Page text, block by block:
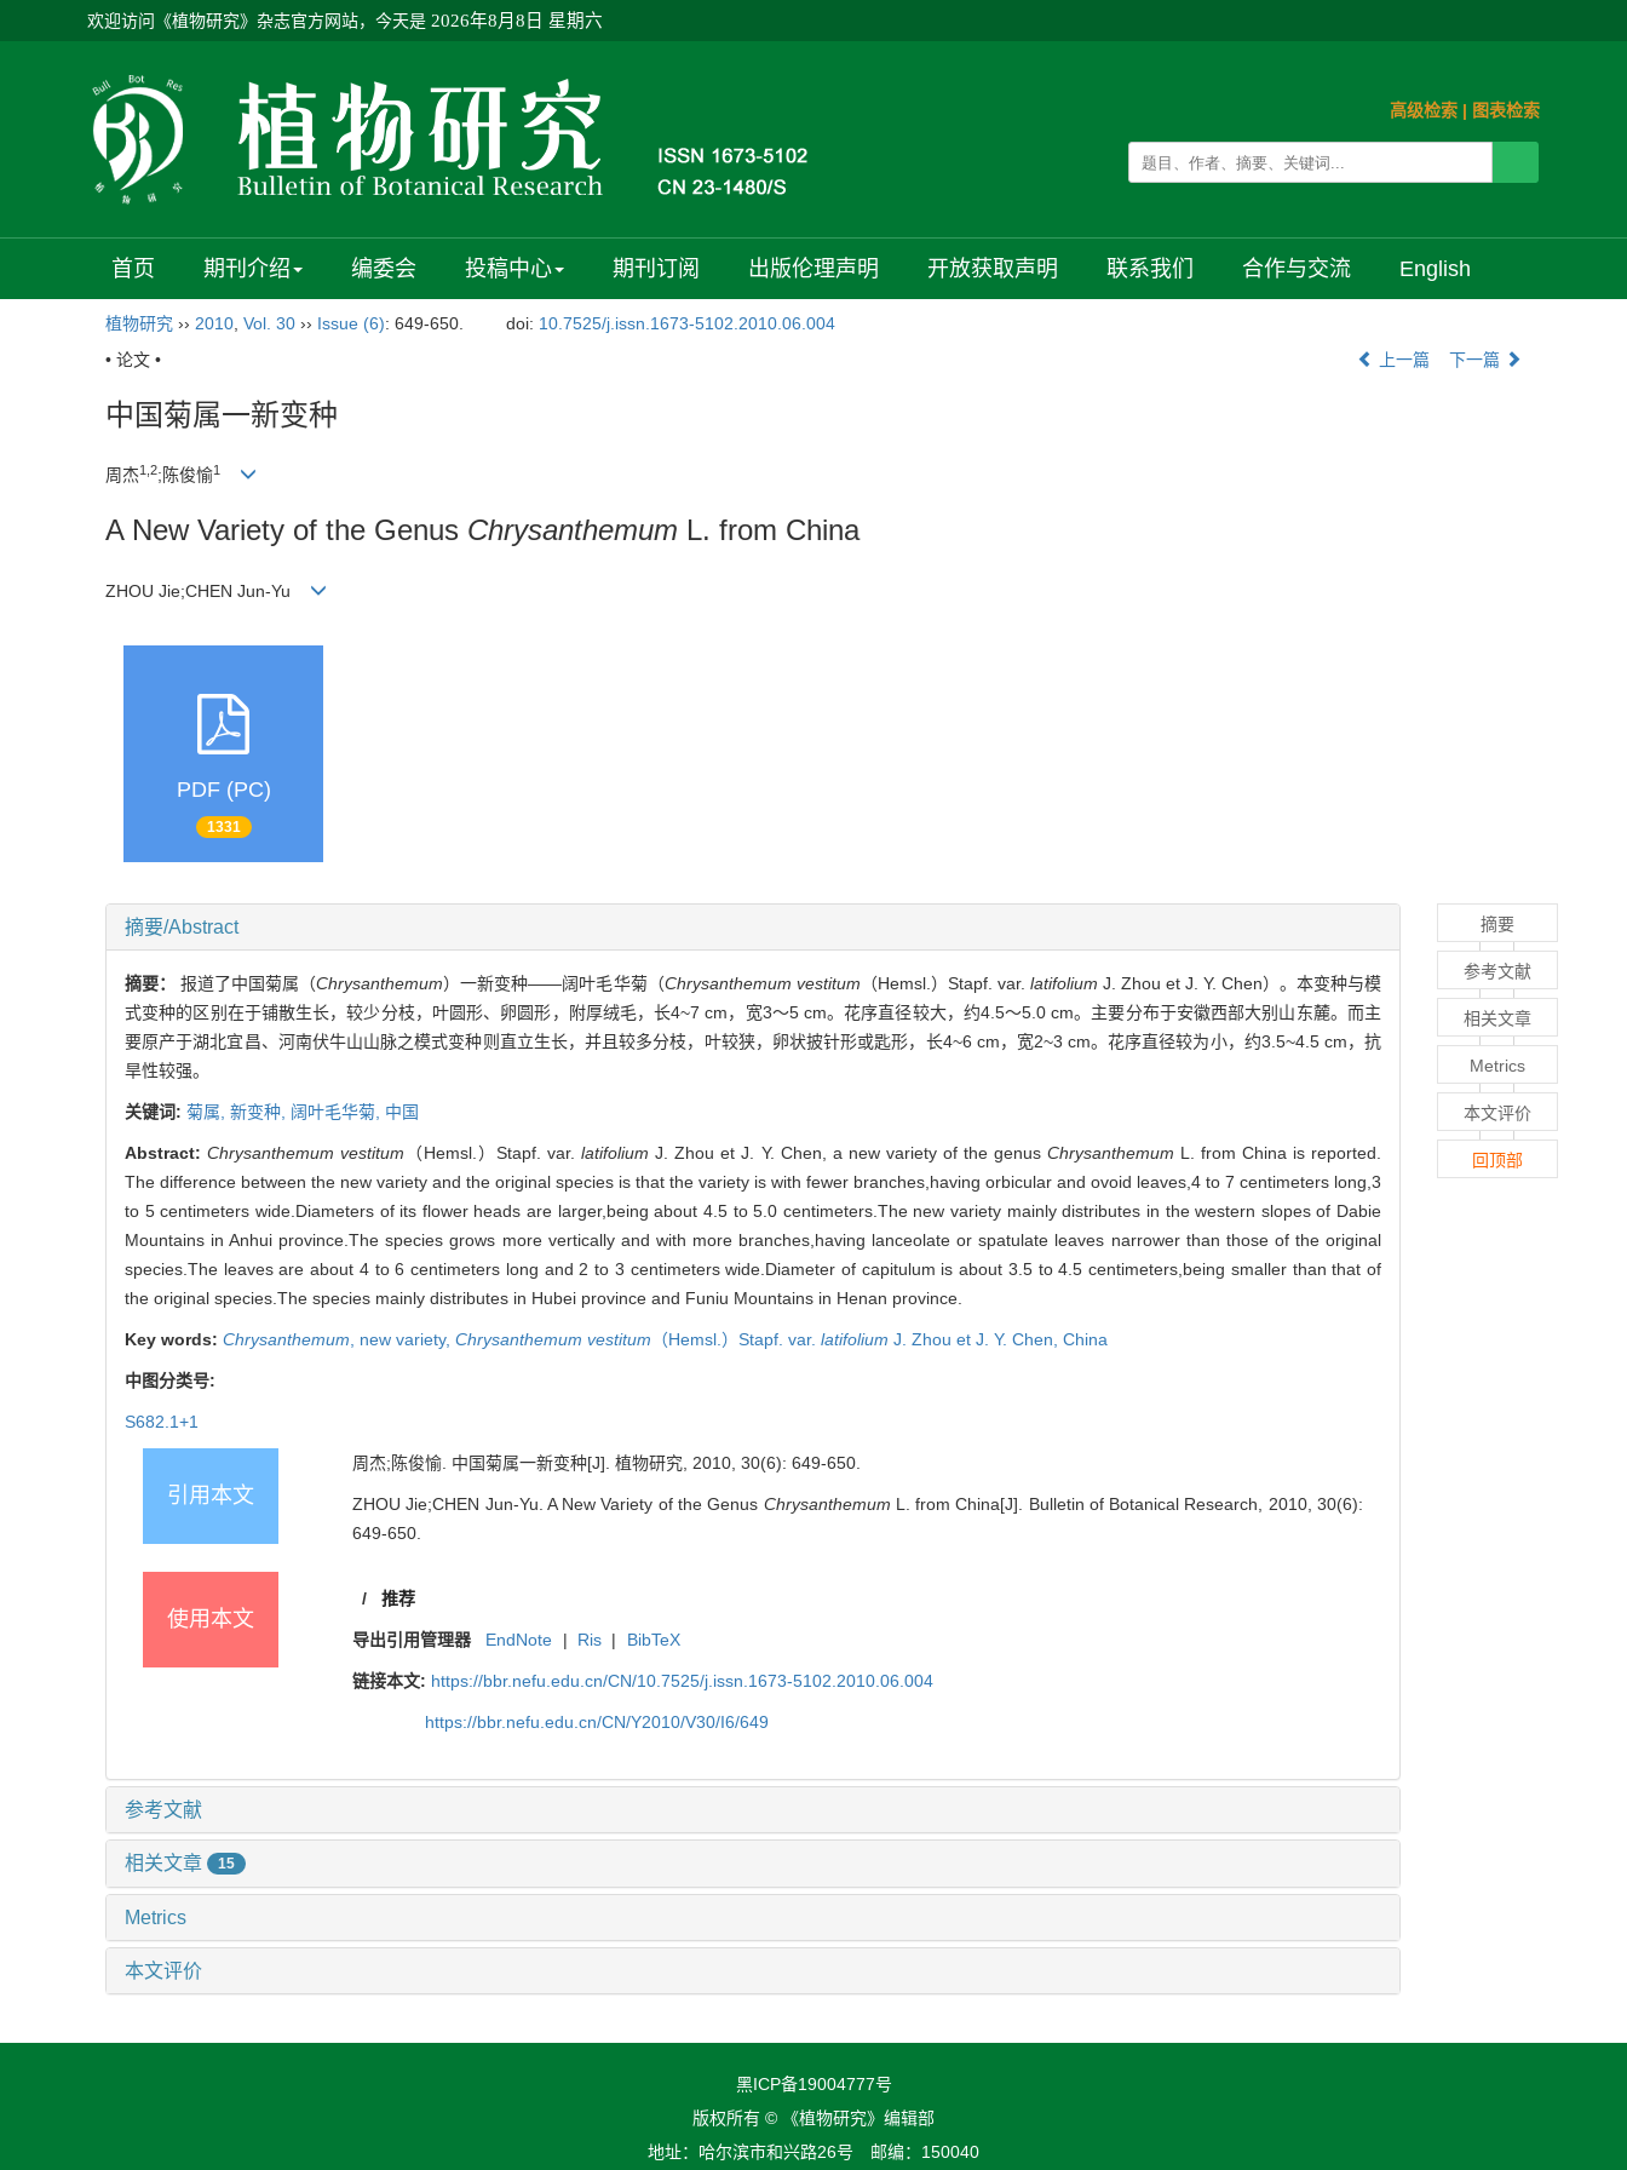
欢迎访问《植物研究》杂志官方网站，今天是 2026年8月8日 星期六
高级检索 | 图表检索
首页 期刊介绍 编委会 投稿中心 期刊订阅 出版伦理声明 开放获取声明 联系我们 合作与交流 English
植物研究 ›› 2010 Vol. 30 ›› Issue (6): 649-650. doi: 10.7525/j.issn.1673-5102.2010.06.004
• 论文 •
上一篇 下一篇
中国菊属一新变种
周杰1,2;陈俊愉1
A New Variety of the Genus Chrysanthemum L. from China
ZHOU Jie;CHEN Jun-Yu
PDF (PC)
1331
摘要/Abstract
摘要：报道了中国菊属（Chrysanthemum）一新变种——阔叶毛华菊（Chrysanthemum vestitum （Hemsl.）Stapf. var. latifolium J. Zhou et J. Y. Chen）。本变种与模
式变种的区别在于铺散生长，较少分枝，叶圆形、卵圆形，附厚绒毛，长4~7 cm，宽3～5 cm。花序直径较大，约4.5～5.0 cm。主要分布于安徽西部大别山东麓。而主
要原产于湖北宜昌、河南伏牛山山脉之模式变种则直立生长，并且较多分枝，叶较狭，卵状披针形或匙形，长4~6 cm，宽2~3 cm。花序直径较为小，约3.5~4.5 cm，抗
旱性较强。
关键词: 菊属, 新变种, 阔叶毛华菊, 中国
Abstract:Chrysanthemum vestitum （Hemsl.）Stapf. var.latifolium J. Zhou et J. Y. Chen, a new variety of the genus Chrysanthemum L. from China is reported.
The difference between the new variety and the original species is that the variety is with fewer branches,having orbicular and ovoid leaves,4 to 7 centimeters long,3
to 5 centimeters wide.Diameters of its flower heads are larger,being about 4.5 to 5.0 centimeters.The new variety mainly distributes in the western slopes of Dabie
Mountains in Anhui province.The species grows more vertically and with more branches,having lanceolate or spatulate leaves narrower than those of the original
species.The leaves are about 4 to 6 centimeters long and 2 to 3 centimeters wide.Diameter of capitulum is about 3.5 to 4.5 centimeters,being smaller than that of
the original species.The species mainly distributes in Hubei province and Funiu Mountains in Henan province.
Key words: Chrysanthemum new variety, Chrysanthemum vestitum （Hemsl.）Stapf. var. latifolium J. Zhou et J. Y. Chen, China
中图分类号:
S682.1+1
引用本文
周杰;陈俊愉. 中国菊属一新变种[J]. 植物研究, 2010, 30(6): 649-650.
ZHOU Jie;CHEN Jun-Yu. A New Variety of the Genus Chrysanthemum L. from China[J]. Bulletin of Botanical Research, 2010, 30(6):
649-650.
使用本文
/推荐
导出引用管理器 EndNote | Ris | BibTeX
链接本文: https://bbr.nefu.edu.cn/CN/10.7525/j.issn.1673-5102.2010.06.004
https://bbr.nefu.edu.cn/CN/Y2010/V30/I6/649
参考文献
相关文章 15
Metrics
本文评价
摘要
参考文献
相关文章
Metrics
本文评价
回顶部
黑ICP备19004777号
版权所有 © 《植物研究》编辑部
地址：哈尔滨市和兴路26号 邮编：150040